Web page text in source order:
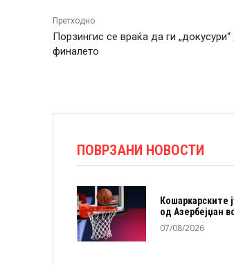
Претходно
Порзингис се враќа да ги
финалето
ПОВРЗАНИ НОВОСТИ
Кошаркарските
од Азербејџан
07/08/2026